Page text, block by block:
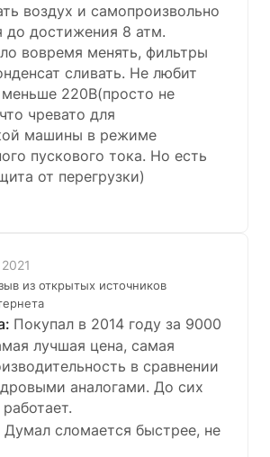
воздух и самопроизвольно
до достижения 8 атм.
вовремя менять, фильтры
сливать. Не любит
220В(просто не
чревато для
машины в режиме
пускового тока. Но есть
от перегрузки)
из открытых источников
Покупал в 2014 году за 9000
лучшая цена, самая
в сравнении
аналогами. До сих
Думал сломается быстрее, не